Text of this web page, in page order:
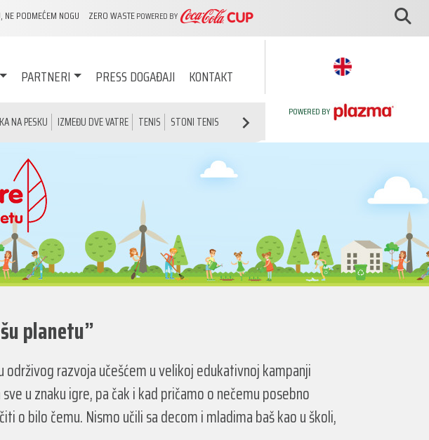
NE PODMEĆEM NOGU ZERO WASTEPOWERED BY
PARTNERI PRESS DOGAĐAJI KONTAKT
NA PESKU IZMEĐU DVE VATRE TENIS STONI TENIS ATLETIKA
POWERED BY
planetu”
održivog razvoja učešćem u velikoj edukativnoj kampanji
u znaku igre, pa čak i kad pričamo o nečemu posebno
o bilo čemu. Nismo učili sa decom i mladima baš kao u školi,